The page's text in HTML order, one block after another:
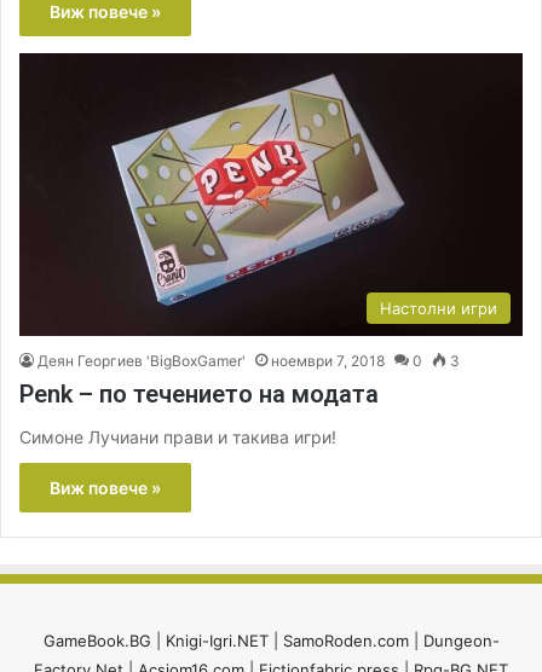
Виж повече »
Настолни игри
Деян Георгиев 'BigBoxGamer' ноември 7, 2018 0 3
Penk – по течението на модата
Симоне Лучиани прави и такива игри!
Виж повече »
GameBook.BG Knigi-Igri.NET| SamoRoden.com| Dungeon-